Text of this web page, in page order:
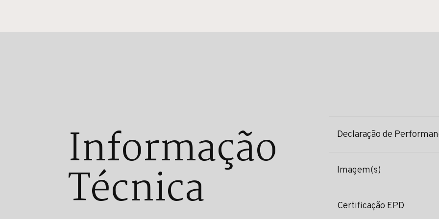
Informação
Técnica
Declaração de
Imagem(s)
Certificação EPD